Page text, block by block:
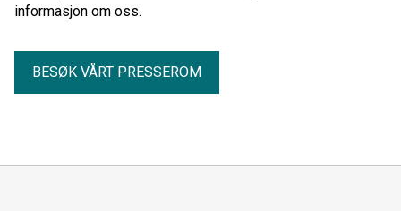
informasjon om oss.
BESØK VÅRT PRESSEROM